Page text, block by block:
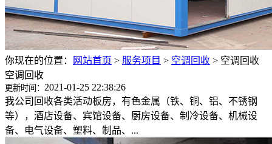
你现在的位置： 网站首页 > 服务项目 > 空调回收 > 空调回收
空调回收
更新时间： 2021-01-25 22:38:26
我公司回收各类活动板房，有色金属（铁、铜、铝、不锈钢
等），酒店设备、宾馆设备、厨房设备、制冷设备、机械设
备、电气设备、塑料、制品、...